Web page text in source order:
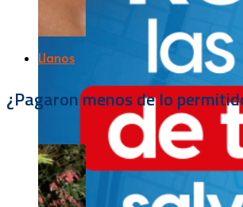
Llanos
¿Pagaron menos de lo